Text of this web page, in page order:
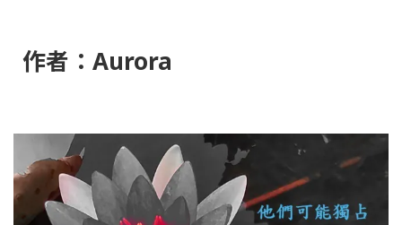
作者：Aurora